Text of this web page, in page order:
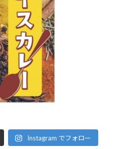
Instagram でフォロー